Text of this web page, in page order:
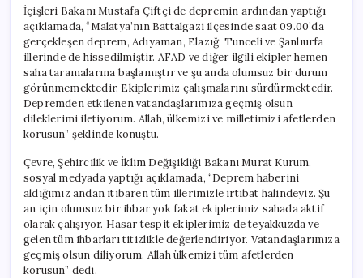
İçişleri Bakanı Mustafa Çiftçi de depremin ardından yaptığı
açıklamada, “Malatya’nın Battalgazi ilçesinde saat 09.00’da
gerçekleşen deprem, Adıyaman, Elazığ, Tunceli ve Şanlıurfa
illerinde de hissedilmiştir. AFAD ve diğer ilgili ekipler hemen
saha taramalarına başlamıştır ve şu anda olumsuz bir durum
görünmemektedir. Ekiplerimiz çalışmalarını sürdürmektedir.
Depremden etkilenen vatandaşlarımıza geçmiş olsun
dileklerimi iletiyorum. Allah, ülkemizi ve milletimizi afetlerden
korusun” şeklinde konuştu.
Çevre, Şehircilik ve İklim Değişikliği Bakanı Murat Kurum,
sosyal medyada yaptığı açıklamada, “Deprem haberini
aldığımız andan itibaren tüm illerimizle irtibat halindeyiz. Şu
an için olumsuz bir ihbar yok fakat ekiplerimiz sahada aktif
olarak çalışıyor. Hasar tespit ekiplerimiz de teyakkuzda ve
gelen tüm ihbarları titizlikle değerlendiriyor. Vatandaşlarımıza
geçmiş olsun diliyorum. Allah ülkemizi tüm afetlerden
korusun” dedi.